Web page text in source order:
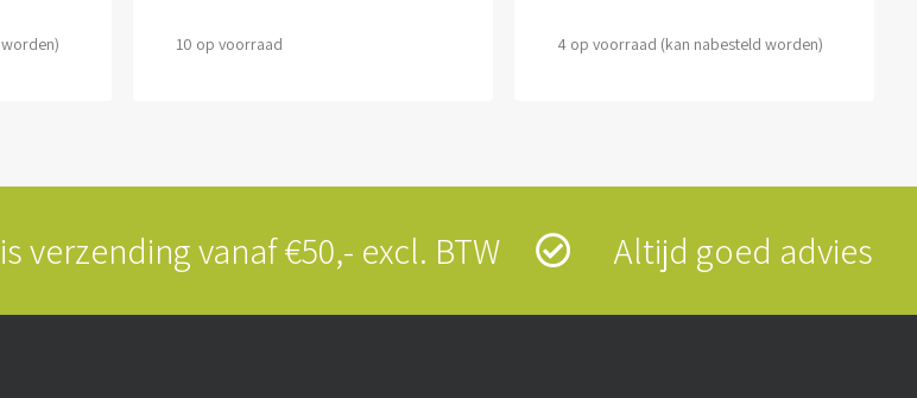
10 op voorraad 4 op voorraad (kan nabesteld worden)
verzending vanaf €50,- excl. BTW Altijd goed advies